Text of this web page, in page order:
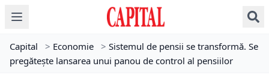
Capital > Economie > Sistemul de pensii se transformă. Se
pregătește lansarea unui panou de control al pensiilor